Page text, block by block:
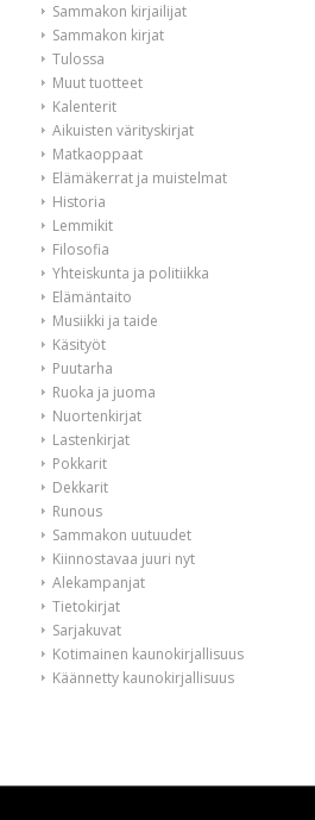
Sammakon kirjailijat
Sammakon kirjat
Tulossa
Muut tuotteet
Kalenterit
Aikuisten värityskirjat
Matkaoppaat
Elämäkerrat ja muistelmat
Historia
Lemmikit
Filosofia
Yhteiskunta ja politiikka
Elämäntaito
Musiikki ja taide
Käsityöt
Puutarha
Ruoka ja juoma
Nuortenkirjat
Lastenkirjat
Pokkarit
Dekkarit
Runous
Sammakon uutuudet
Kiinnostavaa juuri nyt
Alekampanjat
Tietokirjat
Sarjakuvat
Kotimainen kaunokirjallisuus
Käännetty kaunokirjallisuus